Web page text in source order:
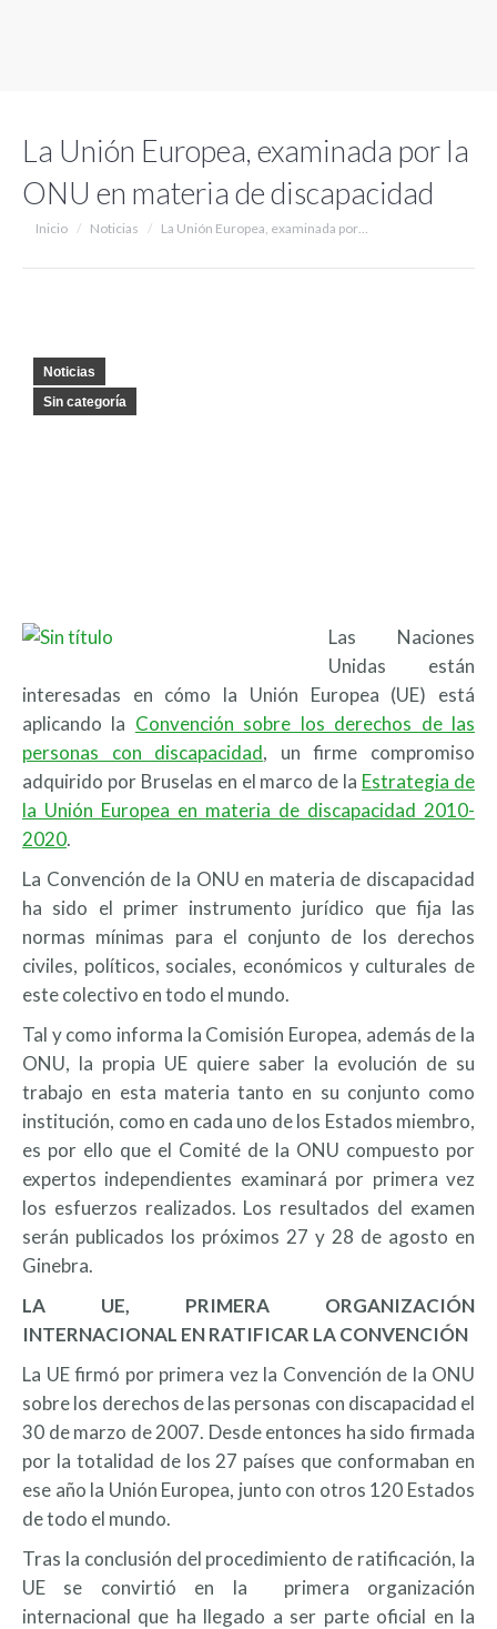
La Unión Europea, examinada por la
ONU en materia de discapacidad
Estás aquí:
Inicio Noticias La Unión Europea, examinada por…
Noticias
Sin categoría
Las Naciones
Unidas están
interesadas en cómo la Unión Europea (UE) está
aplicando la Convención sobre los derechos de las
personas con discapacidad, un firme compromiso
adquirido por Bruselas en el marco de la Estrategia de
la Unión Europea en materia de discapacidad 2010-
2020.
La Convención de la ONU en materia de discapacidad
ha sido el primer instrumento jurídico que fija las
normas mínimas para el conjunto de los derechos
civiles, políticos, sociales, económicos y culturales de
este colectivo en todo el mundo.
Tal y como informa la Comisión Europea, además de la
ONU, la propia UE quiere saber la evolución de su
trabajo en esta materia tanto en su conjunto como
institución, como en cada uno de los Estados miembro,
es por ello que el Comité de la ONU compuesto por
expertos independientes examinará por primera vez
los esfuerzos realizados. Los resultados del examen
serán publicados los próximos 27 y 28 de agosto en
Ginebra.
LA UE, PRIMERA ORGANIZACIÓN
INTERNACIONAL EN RATIFICAR LA CONVENCIÓN
La UE firmó por primera vez la Convención de la ONU
sobre los derechos de las personas con discapacidad el
30 de marzo de 2007. Desde entonces ha sido firmada
por la totalidad de los 27 países que conformaban en
ese año la Unión Europea, junto con otros 120 Estados
de todo el mundo.
Tras la conclusión del procedimiento de ratificación, la
UE se convirtió en la primera organización
internacional que ha llegado a ser parte oficial en la